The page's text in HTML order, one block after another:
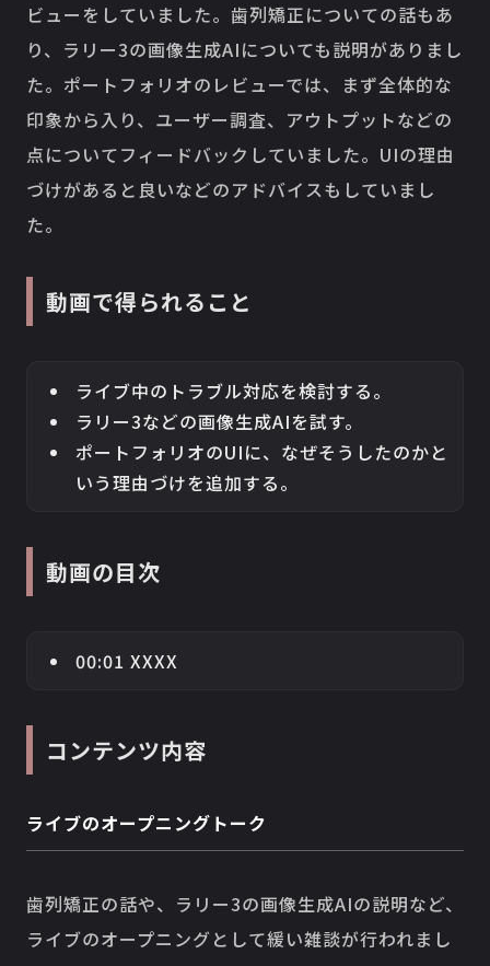
ビューをしていました。歯列矯正についての話もあ
り、ラリー3の画像生成AIについても説明がありまし
た。ポートフォリオのレビューでは、まず全体的な
印象から入り、ユーザー調査、アウトプットなどの
点についてフィードバックしていました。UIの理由
づけがあると良いなどのアドバイスもしていまし
た。
動画で得られること
ライブ中のトラブル対応を検討する。
ラリー3などの画像生成AIを試す。
ポートフォリオのUIに、なぜそうしたのかと
いう理由づけを追加する。
動画の目次
00:01 XXXX
コンテンツ内容
ライブのオープニングトーク
歯列矯正の話や、ラリー3の画像生成AIの説明など、
ライブのオープニングとして緩い雑談が行われまし